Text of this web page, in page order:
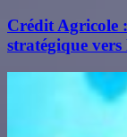
Crédit Agricole
stratégique vers